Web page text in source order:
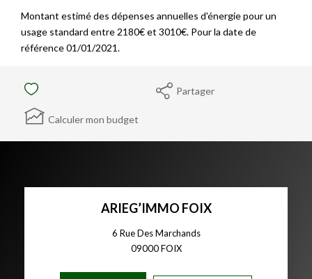
Montant estimé des dépenses annuelles d'énergie pour un
usage standard entre 2180€ et 3010€. Pour la date de
référence 01/01/2021.
Partager
Calculer mon budget
ARIEG’IMMO FOIX
6 Rue Des Marchands
09000FOIX